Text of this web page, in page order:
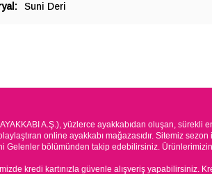
Suni Deri
A.Ş.), yüzlerce ayakkabıdan oluşan,
online ayakkabı mağazasıdır. Sitemiz
Gelenler bölümünden takip edebilirsiniz.
kredi kartınızla güvenle alışveriş yapabilirsiniz.